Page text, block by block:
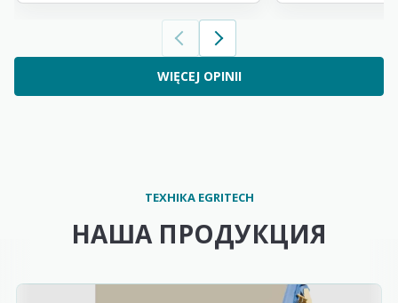
WIĘCEJ OPINII
ТЕХНІКА EGRITECH
НАША ПРОДУКЦИЯ